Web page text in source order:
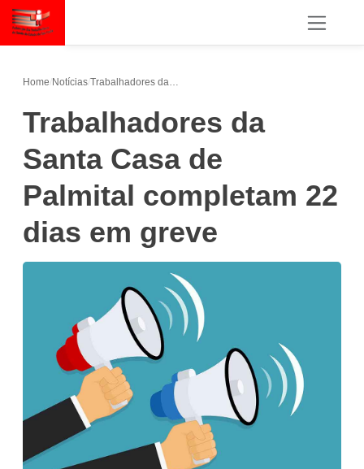
Home/Notícias/
Trabalhadores da
Santa Casa de
Palmital completam 22
dias em greve